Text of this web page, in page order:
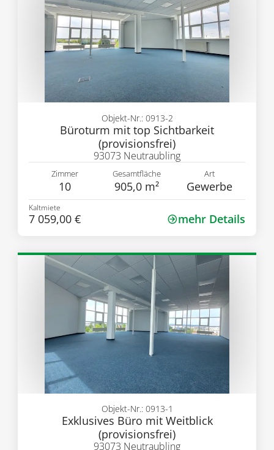
Büroturm mit top Sichtbarkeit
(provisionsfrei)
Objekt-Nr.: 0913-2
93073 Neutraubling
Zimmer
10
Gesamtfläche
905,0 m²
Art
Gewerbe
Kaltmiete
7 059,00 € mehr Details
Exklusives Büro mit Weitblick
(provisionsfrei)
Objekt-Nr.: 0913-1
93073 Neutraubling